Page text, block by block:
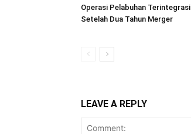
Operasi Pelabuhan Terintegrasi
Setelah Dua Tahun Merger
LEAVE A REPLY